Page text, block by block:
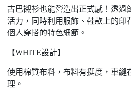
古巴襯衫也能營造出正式感！透過
活力，同時利用服飾、鞋款上的印
個人穿搭的特色細節。
【WHITE設計】
使用棉質布料，布料有挺度，車縫
理。